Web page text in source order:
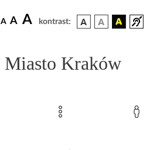
A A A kontrast:
Miasto Kraków